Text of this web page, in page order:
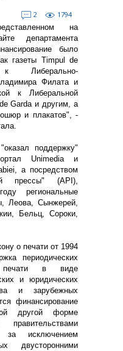
2
1794
на
департамента
было
газеты Timpul de
Либерально-
Филата и
к Либеральной
Garda и другим, а
и плакатов", -
поддержку"
Unimedia и
а посредством
прессы" (API),
региональные
Леова, Сынжерей,
Бельц, Сороки,
о печати от 1994
периодических
печати в виде
и юридических
и зарубежных
финансирование
другой форме
за исключением
двусторонними